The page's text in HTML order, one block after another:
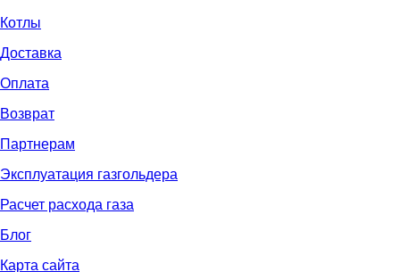
Котлы
Доставка
Оплата
Возврат
Партнерам
Эксплуатация газгольдера
Расчет расхода газа
Блог
Карта сайта